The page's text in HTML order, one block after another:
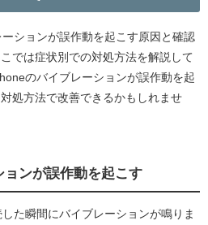
ーションが誤作動を起こす原因と確認
では症状別での対処方法を解説して
のバイブレーションが誤作動を起
処方法で改善できるかもしれませ
ンが誤作動を起こす
た瞬間にバイブレーションが鳴りま